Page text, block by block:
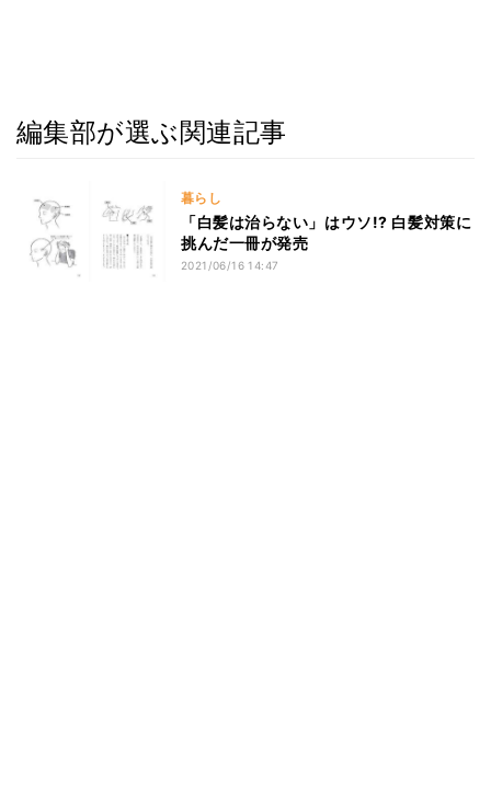
編集部が選ぶ関連記事
暮らし
「白髪は治らない」はウソ!? 白髪対策に
挑んだ一冊が発売
2021/06/16 14:47